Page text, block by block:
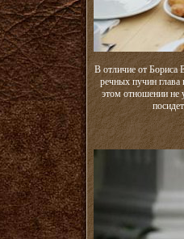
В отличие от Бориса
речных пучин глава
этом отношении не